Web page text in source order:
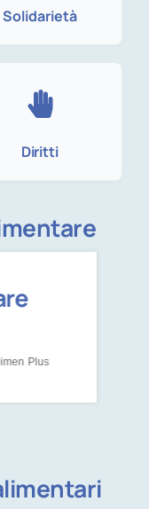
Solidarietà
Diritti
Plus